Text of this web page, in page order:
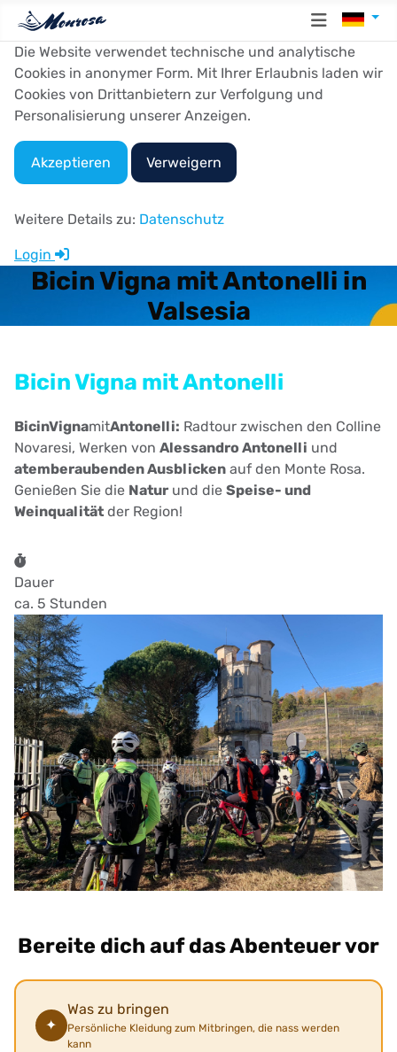
Die Website verwendet technische und analytische
Cookies in anonymer Form. Mit Ihrer Erlaubnis laden wir
Cookies von Drittanbietern zur Verfolgung und
Personalisierung unserer Anzeigen.
Akzeptieren Verweigern
Weitere Details zu: Datenschutz
Login
Bicin Vigna mit Antonelli in
Valsesia
Bicin Vigna mit Antonelli
BicinVignamitAntonelli: Radtour zwischen den Colline
Novaresi, Werken von Alessandro Antonelli und
atemberaubenden Ausblicken auf den Monte Rosa.
Genießen Sie die Natur und die Speise- und
Weinqualität der Region!
Dauer
ca. 5 Stunden
Bereite dich auf das Abenteuer vor
✦
Was zu bringen
Persönliche Kleidung zum Mitbringen, die nass werden
kann